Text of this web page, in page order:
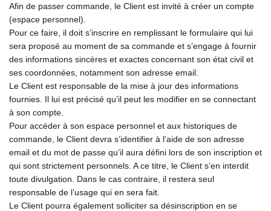
Afin de passer commande, le Client est invité à créer un compte
(espace personnel).
Pour ce faire, il doit s’inscrire en remplissant le formulaire qui lui
sera proposé au moment de sa commande et s’engage à fournir
des informations sincères et exactes concernant son état civil et
ses coordonnées, notamment son adresse email.
Le Client est responsable de la mise à jour des informations
fournies. Il lui est précisé qu’il peut les modifier en se connectant
à son compte.
Pour accéder à son espace personnel et aux historiques de
commande, le Client devra s’identifier à l’aide de son adresse
email et du mot de passe qu’il aura défini lors de son inscription et
qui sont strictement personnels. A ce titre, le Client s’en interdit
toute divulgation. Dans le cas contraire, il restera seul
responsable de l’usage qui en sera fait.
Le Client pourra également solliciter sa désinscription en se